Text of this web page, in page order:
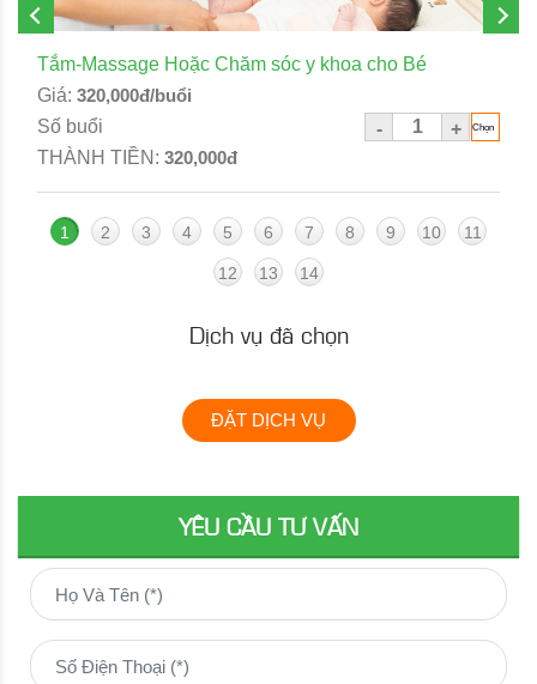
Tắm-Massage Hoặc Chăm sóc y khoa cho Bé
Giá: 320,000đ/buổi
Số buổi
-
+
THÀNH TIỀN: 320,000đ
1 2 3 4 5 6 7 8 9 10 11
12 13 14
Dịch vụ đã chọn
ĐẶT DỊCH VỤ
YÊU CẦU TƯ VẤN